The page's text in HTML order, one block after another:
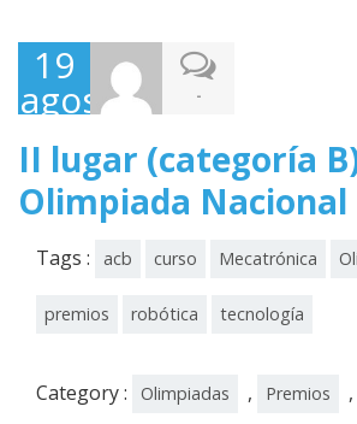
19
agosto,
2012
-
II lugar (categoría
Olimpiada Nacional
Tags : acb curso Mecatrónica
premios robótica tecnología
Category : Olimpiadas , Premios ,